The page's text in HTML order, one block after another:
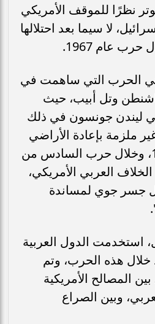
نظرًا للموقف الأمريكي
لا سيما بعد احتلالها
عام 1967.
"حرب 1967، هي الحرب التي ساهمت في
وتل أبيب، حيث
ليندن جونسون في ذلك
ملزمة بإعادة الأراضي
التي احتلتها عام 1967، وخلال حرب السادس من
1973، زاد الخلاف العربي الأمريكي،
جسر جوي لمساندة
استخدمت الدول العربية
خلال هذه الحرب، وتم
المصالح الأمريكية
وبين الصراع